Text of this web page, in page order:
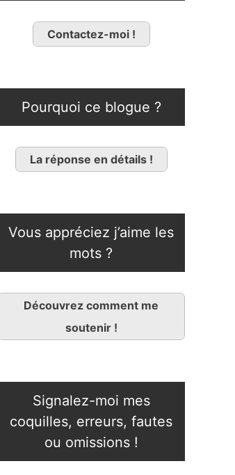
Contactez-moi !
Pourquoi ce blogue ?
La réponse en détails !
Vous appréciez j’aime les
mots ?
Découvrez comment me
soutenir !
Signalez-moi mes
coquilles, erreurs, fautes
ou omissions !